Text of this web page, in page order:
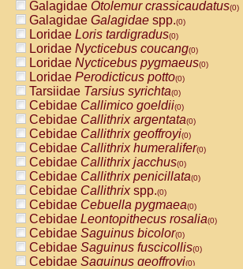
Galagidae Otolemur crassicaudatus(0)
Galagidae Galagidae spp.(0)
Loridae Loris tardigradus(0)
Loridae Nycticebus coucang(0)
Loridae Nycticebus pygmaeus(0)
Loridae Perodicticus potto(0)
Tarsiidae Tarsius syrichta(0)
Cebidae Callimico goeldii(0)
Cebidae Callithrix argentata(0)
Cebidae Callithrix geoffroyi(0)
Cebidae Callithrix humeralifer(0)
Cebidae Callithrix jacchus(0)
Cebidae Callithrix penicillata(0)
Cebidae Callithrixspp.(0)
Cebidae Cebuella pygmaea(0)
Cebidae Leontopithecus rosalia(0)
Cebidae Saguinus bicolor(0)
Cebidae Saguinus fuscicollis(0)
Cebidae Saguinus geoffroyi(0)